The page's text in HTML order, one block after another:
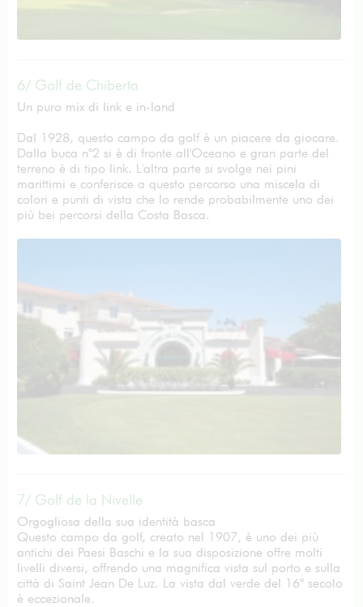
6/ Golf de Chiberta
Un puro mix di link e in-land
Dal 1928, questo campo da golf è un piacere da giocare.
Dalla buca n°2 si è di fronte all'Oceano e gran parte del
terreno è di tipo link. L'altra parte si svolge nei pini
marittimi e conferisce a questo percorso una miscela di
colori e punti di vista che lo rende probabilmente uno dei
più bei percorsi della Costa Basca.
7/ Golf de la Nivelle
Orgogliosa della sua identità basca
Questo campo da golf, creato nel 1907, è uno dei più
antichi dei Paesi Baschi e la sua disposizione offre molti
livelli diversi, offrendo una magnifica vista sul porto e sulla
città di Saint Jean De Luz. La vista dal verde del 16° secolo
è eccezionale.